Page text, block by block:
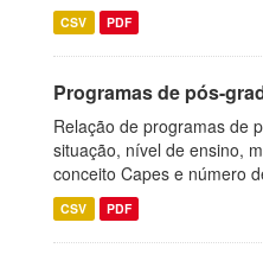
CSV PDF
Programas de pós-
Relação de programas de
situação, nível de ensino,
conceito Capes e número
CSV PDF